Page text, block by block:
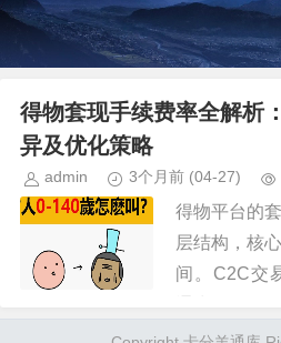
得物套现手续费率全解析
异及优化策略
admin 3个月前 (04-27)
得物平台的
层结构，核
间。C2C交
品类和交易